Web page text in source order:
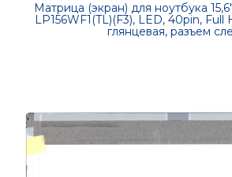
Матрица (экран) для ноутбука
LP156WF1(TL)(F3), LED, 40pin, Full
глянцевая, разъем